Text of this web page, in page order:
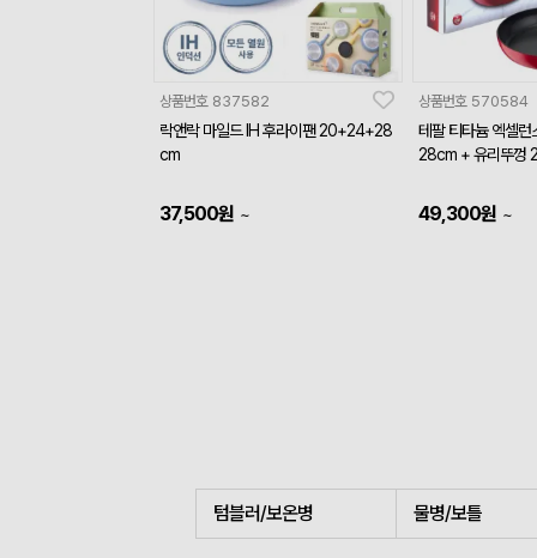
상품번호 837582
락앤락 마일드 IH 후라이팬 20+24+28
cm
37,500원 ~
상품번호 570584
테팔 티타늄 엑셀런
28cm + 유리뚜껑
49,300원 ~
텀블러/보온병 물병/보틀